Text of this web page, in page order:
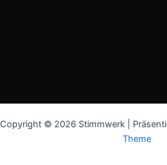
Copyright © 2026 Stimmwerk |
Theme